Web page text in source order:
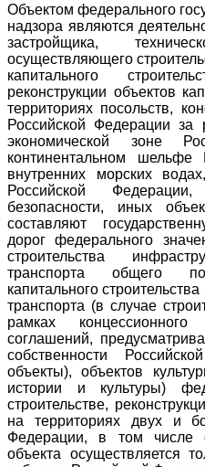
Объектом федерального
надзора являются
застройщика,
осуществляющего
капитального
реконструкции объектов
территориях посольств,
Российской Федерации за
экономической зоне
континентальном шельфе
внутренних морских
Российской
безопасности, иных
составляют
дорог федерального
строительства
транспорта общего
капитального
транспорта (в случае
рамках
соглашений,
собственности
объекты), объектов
истории и культуры)
строительстве,
на территориях двух и
Федерации, в том числе
объекта осуществляется